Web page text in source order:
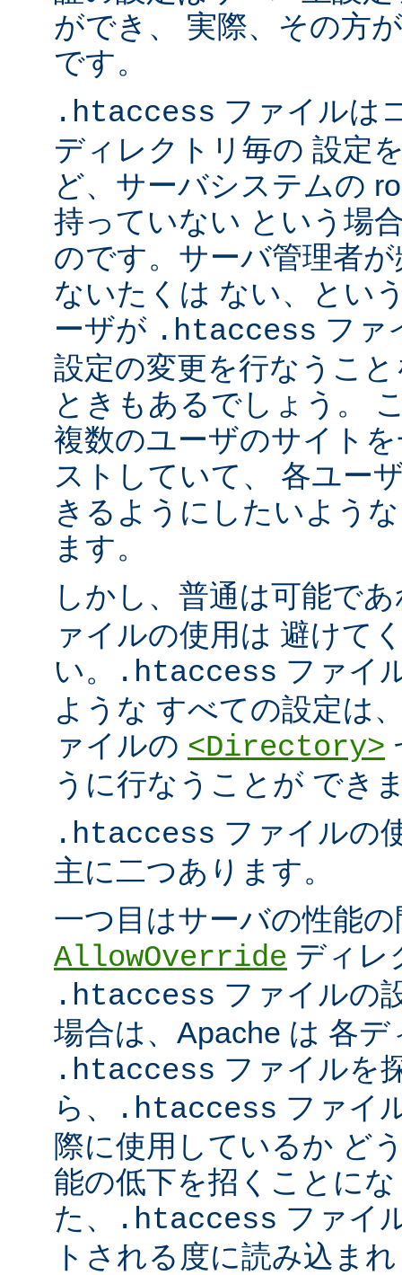
ができ、 実際、その方
です。
.htaccess ファイルは
ディレクトリ毎の 設定
ど、サーバシステムの
持っていない という場
のです。サーバ管理者
ないたくは ない、とい
ーザが .htaccess ファ
設定の変更を行なうこ
ときもあるでしょう。
複数のユーザのサイト
ストしていて、 各ユー
きるようにしたいよう
ます。
しかし、普通は可能で
ァイルの使用は 避けて
い。
.htaccess ファイ
ような すべての設定は
ァイルの <Directory>
うに行なうことが でき
.htaccess ファイルの
主に二つあります。
一つ目はサーバの性能
AllowOverride ディレ
.htaccess ファイルの
場合は、Apache は 各
.htaccess ファイルを
ら、
.htaccess ファイ
際に使用しているか ど
能の低下を招くことに
た、
.htaccess ファイ
トされる度に読み込ま